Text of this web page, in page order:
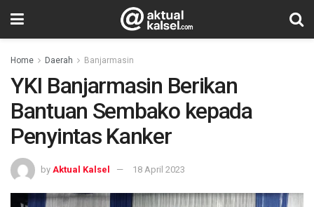
Home Daerah Banjarmasin
YKI Banjarmasin Berikan
Bantuan Sembako kepada
Penyintas Kanker
by Aktual Kalsel 18 April 2023